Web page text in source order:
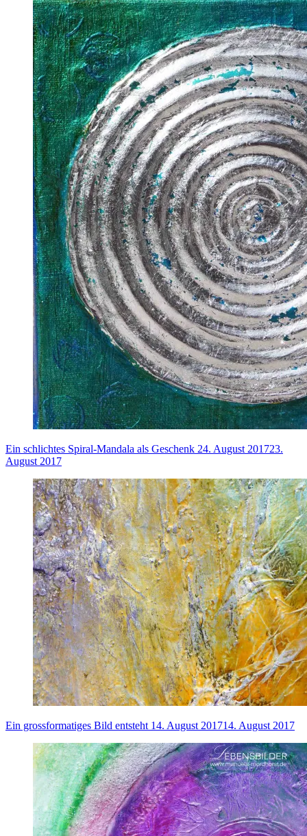
Ein schlichtes Spiral-Mandala als Geschenk 24. August 201723.
August 2017
Ein grossformatiges Bild entsteht 14. August 201714. August 2017